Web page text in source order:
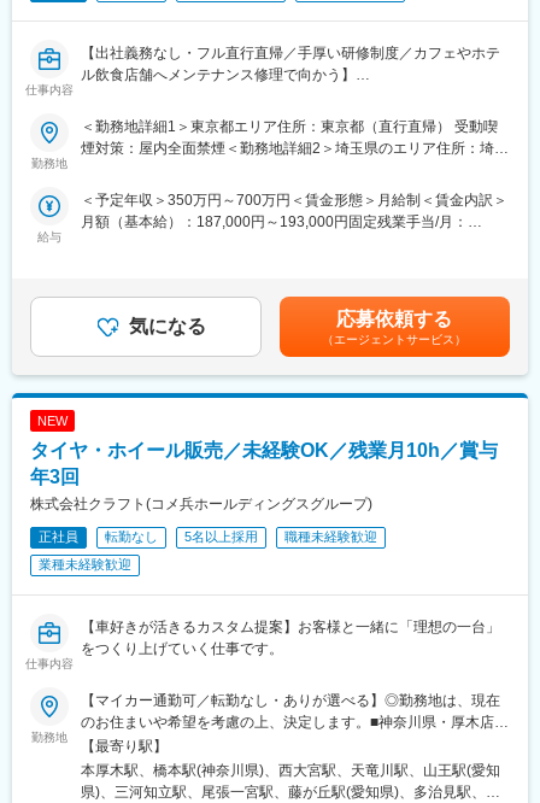
仕事内容
【出社義務なし・フル直行直帰／手厚い研修制度／カフェやホテ
ル飲食店舗へメンテナンス修理で向かう】
へサービスエンジニアとして向かい、メンテナンス・修理業務を
していただきます。
◎座学＋機械組み立ての手厚い研修
◎お客様から直接連絡無し
所を特定、修理を実施します。自身で判断がつかない場合などは
サポートするのでご安心ください。
＜対応客先＞
ホテルやレストラン、大手チェーン店（カフェ・ファミレス）な
ど様々な飲食店に向かっていただきます。
で借り上げます。
＜案件アサインについて＞
理システムを使用して案件アサインされます。先方と連絡を取り
訪問、修理を行っていただきます。
■入社後の研修について
（1）入社後約2週間：本社（埼玉県春日部市）にて社内の業務の
流れや取り扱う商品の特徴についての座学の研修がございます
※遠方からの場合は会社でホテルを取って滞在いただきます。
（2）本社研修後1～2か月ほど：西日本サービスセンター（大阪
立てから分解を行い、修理方法や現場対応方法を学びます。
※遠方からの場合は会社でマンスリーマンションを借ります。
（3）入社3～6ヶ月まではOJT方式で研修を行いその後独り立ちと
なります。
勤務地
＜勤務地詳細1＞東京都エリア住所：東京都（直行直帰） 受動喫
煙対策：屋内全面禁煙＜勤務地詳細2＞埼玉県のエリア住所：埼玉
奈川県エリア住所：神奈川県 受動喫煙対策：屋内全面禁煙変更の
範囲：会社の定める事業所
給与
＜予定年収＞350万円～700万円＜賃金形態＞月給制＜賃金内訳＞
月額（基本給）：187,000円～193,000円固定残業手当/月：
～3回（決算賞与支給の実績あり）※24時間修理完了率、無償率・
有償率などの行動指標をもとに支給■各種インセンティブあり（洗
剤の定期購入契約数や機器レンタル契約数、見積提出件数など実
績に応じて）賃金はあくまでも目安の金額であり、選考を通じて
上下する可能性があります。月給(月額)は固定手当を含めた表記で
気になる 応募依頼する
（エージェントサービス）
NEW
タイヤ・ホイール販売／未経験OK／残業月10h／賞与
年3回
株式会社クラフト(コメ兵ホールディングスグループ)
正社員 転勤なし 5名以上採用
職種未経験歓迎
業種未経験歓迎
仕事内容
【車好きが活きるカスタム提案】お客様と一緒に「理想の一台」
をつくり上げていく仕事です。
勤務地
【マイカー通勤可／転勤なし・ありが選べる】◎勤務地は、現在
のお住まいや希望を考慮の上、決定します。■神奈川県・厚木店
（厚木市） ・相模原店（相模原市）■埼玉県・U-ICHIBAN 大宮
バイパス店（さいたま市）■静岡県・浜松店（浜松市） ■愛知
県・中川店（名古屋市）・知立店（知立市）・一宮店（一宮
【最寄り駅】
本厚木駅、橋本駅(神奈川県)、西大宮駅、天竜川駅、山王駅(愛知
県)、三河知立駅、尾張一宮駅、藤が丘駅(愛知県)、多治見駅、川